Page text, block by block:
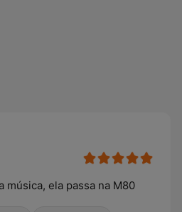
música, ela passa na M80